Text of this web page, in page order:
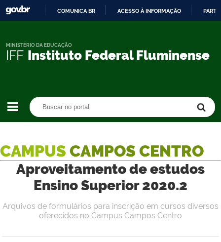
CONTEÚDO
COMUNICA BR ACESSO À INFORMAÇÃO
IFF Instituto Federal Fluminense
MINISTÉRIO DA EDUCAÇÃO
CAMPUS CAMPOS CENTRO
Aproveitamento de estudos
Ensino Superior 2020.2
Arquivos de formulários para inscrição em cursos diversos
oferecidos no Campus Campos Centro